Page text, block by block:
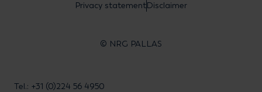
Privacy statementDisclaimer
© NRG PALLAS
Tel.: +31 (0)224 56 4950